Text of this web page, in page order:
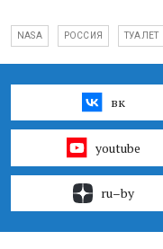
NASA РОССИЯ ТУАЛЕТ
вк
youtube
ru–by